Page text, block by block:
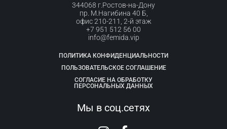
344068 г.Ростов-на-Дону
пр. М.Нагибина 40 Б,
офис 210-211, 2-й этаж
+7 951 512 56 00
info@femida.vip
ПОЛИТИКА КОНФИДЕНЦИАЛЬНОСТИ
ПОЛЬЗОВАТЕЛЬСКОЕ СОГЛАШЕНИЕ
СОГЛАСИЕ НА ОБРАБОТКУ
ПЕРСОНАЛЬНЫХ ДАННЫХ
Мы в соц.сетях